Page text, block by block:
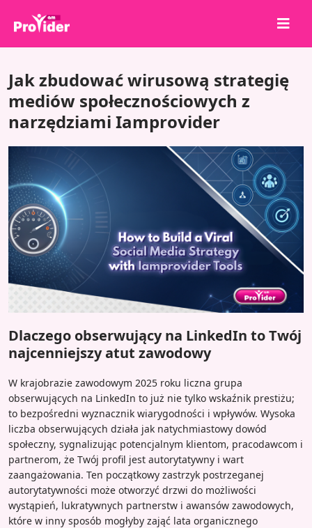
O nas
Zaloguj się
Zarejestruj się
Usługi
API
Warunki
Blog
Jak zbudować wirusową strategię
mediów społecznościowych z
narzędziami Iamprovider
Dlaczego obserwujący na LinkedIn to Twój
najcenniejszy atut zawodowy
W krajobrazie zawodowym 2025 roku liczna grupa
obserwujących na LinkedIn to już nie tylko wskaźnik prestiżu;
to bezpośredni wyznacznik wiarygodności i wpływów. Wysoka
liczba obserwujących działa jak natychmiastowy dowód
społeczny, sygnalizując potencjalnym klientom, pracodawcom i
partnerom, że Twój profil jest autorytatywny i wart
zaangażowania. Ten początkowy zastrzyk postrzeganej
autorytatywności może otworzyć drzwi do możliwości
wystąpień, lukratywnych partnerstw i awansów zawodowych,
które w inny sposób mogłyby zająć lata organicznego